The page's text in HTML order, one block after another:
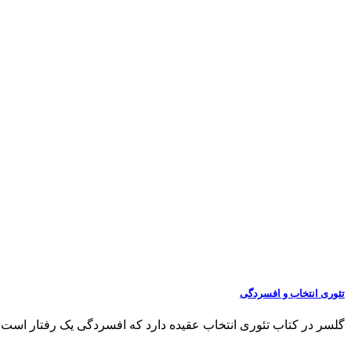
تئوری انتخاب و افسردگی
گلسر در کتاب تئوری انتخاب عقیده دارد که افسردگی یک رفتار